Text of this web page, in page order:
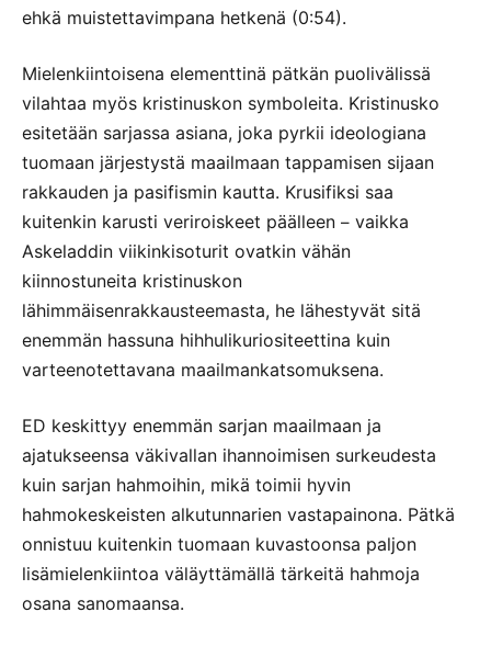
ehkä muistettavimpana hetkenä (0:54).
Mielenkiintoisena elementtinä pätkän puolivälissä
vilahtaa myös kristinuskon symboleita. Kristinusko
esitetään sarjassa asiana, joka pyrkii ideologiana
tuomaan järjestystä maailmaan tappamisen sijaan
rakkauden ja pasifismin kautta. Krusifiksi saa
kuitenkin karusti veriroiskeet päälleen – vaikka
Askeladdin viikinkisoturit ovatkin vähän
kiinnostuneita kristinuskon
lähimmäisenrakkausteemasta, he lähestyvät sitä
enemmän hassuna hihhulikuriositeettina kuin
varteenotettavana maailmankatsomuksena.
ED keskittyy enemmän sarjan maailmaan ja
ajatukseensa väkivallan ihannoimisen surkeudesta
kuin sarjan hahmoihin, mikä toimii hyvin
hahmokeskeisten alkutunnarien vastapainona. Pätkä
onnistuu kuitenkin tuomaan kuvastoonsa paljon
lisämielenkiintoa väläyttämällä tärkeitä hahmoja
osana sanomaansa.